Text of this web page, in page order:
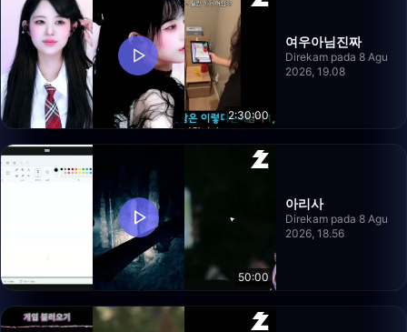
2:30:00
여우아님진짜
Direkam pada 8 Agu
2026, 19.08
50:00
아리사
Direkam pada 8 Agu
2026, 18.56